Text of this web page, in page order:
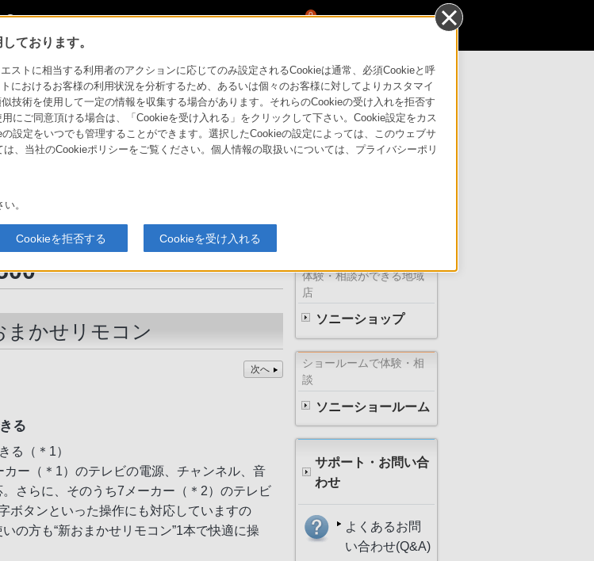
0
長 : 新おまかせリモコン
サポート・お問い合わせ
ョンチューナー内蔵HDD搭載ブルーレイディ
ダー
まかせリモコン
次へ
る
る（＊1）
ー（＊1）のテレビの電源、チャンネル、音
さらに、そのうち7メーカー（＊2）のテレビ
ボタンといった操作にも対応していますの
の方も“新おまかせリモコン”1本で快適に操
体験・相談ができる地域
店
ソニーショップ
ショールームで体験・相
談
ソニーショールーム
サポート・お問い合
わせ
よくあるお問
い合わせ(Q&A)
ております。
ストに相当する利用者のアクションに応じてのみ設定されるCookieは通常、必須Cookieと呼
におけるお客様の利用状況を分析するため、あるいは個々のお客様に対してよりカスタマイ
技術を使用して一定の情報を収集する場合があります。それらのCookieの受け入れを拒否す
にご同意頂ける場合は、「Cookieを受け入れる」をクリックして下さい。Cookie設定をカス
設定をいつでも管理することができます。選択したCookieの設定によっては、このウェブサ
、当社のCookieポリシーをご覧ください。個人情報の取扱いについては、プライバシーポリ
。
Cookieを拒否する Cookieを受け入れる